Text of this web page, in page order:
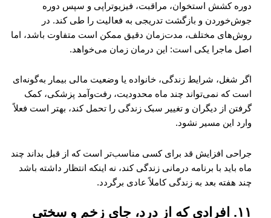
دوره کشش استخوان، مراقبت، فیزیوتراپی و سپس دوره
جوش‌خوردن و بازگشت تدریجی به فعالیت را طی کند. در
روش‌های مختلف، مدت‌زمان دقیق ممکن است متفاوت باشد، اما
اصل ماجرا یکی است: این درمان زمان می‌خواهد.
اگر شغل، شرایط زندگی، خانواده یا وضعیت مالی بیمار به‌گونه‌ای
است که نمی‌تواند چند ماه محدودیت، رفت‌وآمد پزشکی، کمک
گرفتن از دیگران و تغییر سبک زندگی را تحمل کند، بهتر است فعلاً
وارد این مسیر نشود.
جراحی افزایش قد برای کسی مناسب‌تر است که از قبل بداند چند
ماه باید با برنامه درمانی زندگی کند، نه اینکه انتظار داشته باشد
چند هفته بعد به زندگی کاملاً عادی برگردد.
۱۱. افرادی که از درد، جای زخم و سختی